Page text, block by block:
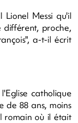
Messi qu'il
proche,
a-t-il écrit
catholique
de 88 ans, moins
romain où il était